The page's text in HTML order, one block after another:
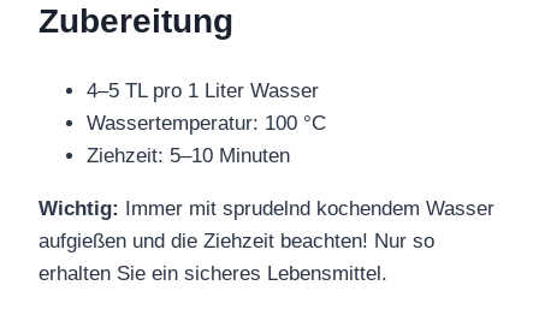
Zubereitung
4–5 TL pro 1 Liter Wasser
Wassertemperatur: 100 °C
Ziehzeit: 5–10 Minuten
Wichtig: Immer mit sprudelnd kochendem Wasser
aufgießen und die Ziehzeit beachten! Nur so
erhalten Sie ein sicheres Lebensmittel.